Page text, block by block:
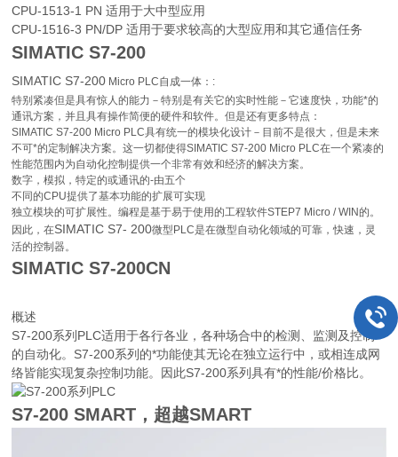
CPU-1513-1 PN 适用于大中型应用
CPU-1516-3 PN/DP 适用于要求较高的大型应用和其它通信任务
SIMATIC S7-200
SIMATIC S7-200 Micro PLC自成一体：:
特别紧凑但是具有惊人的能力－特别是有关它的实时性能－它速度快，功能*的
通讯方案，并且具有操作简便的硬件和软件。但是还有更多特点：
SIMATIC S7-200 Micro PLC具有统一的模块化设计－目前不是很大，但是未来
不可*的定制解决方案。这一切都使得SIMATIC S7-200 Micro PLC在一个紧凑的
性能范围内为自动化控制提供一个非常有效和经济的解决方案。
数字，模拟，特定的或通讯的-由五个
不同的CPU提供了基本功能的扩展可实现
独立模块的可扩展性。编程是基于易于使用的工程软件STEP7 Micro / WIN的。
因此，在SIMATIC S7- 200微型PLC是在微型自动化领域的可靠，快速，灵
活的控制器。
SIMATIC S7-200CN
概述
S7-200系列PLC适用于各行各业，各种场合中的检测、监测及控制
的自动化。S7-200系列的*功能使其无论在独立运行中，或相连成网
络皆能实现复杂控制功能。因此S7-200系列具有*的性能/价格比。
S7-200 SMART，超越SMART